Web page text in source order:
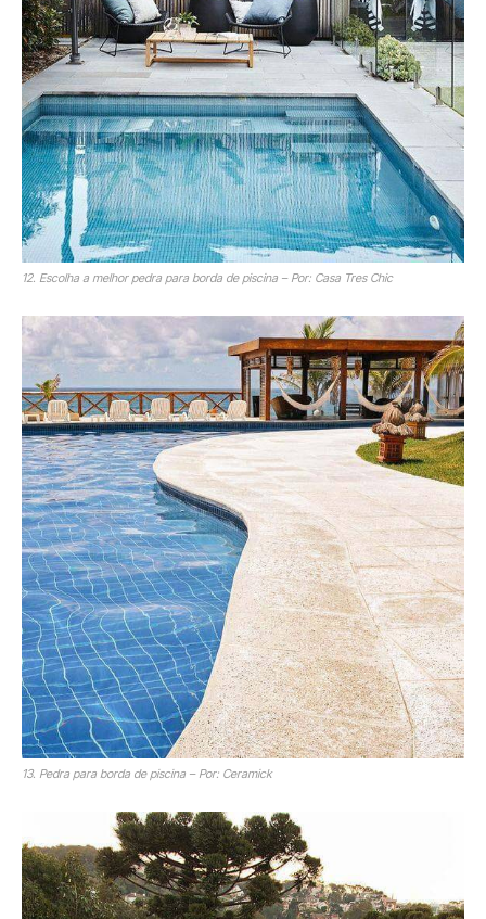
12. Escolha a melhor pedra para borda de piscina – Por: Casa Tres Chic
13. Pedra para borda de piscina – Por: Ceramick